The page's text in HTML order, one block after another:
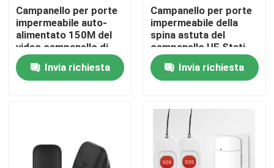
Richieda una citazione
Commutatore astuto di Homekit
Interruttore intelligente Zigbee
Campanello per porte
impermeabile auto-
alimentato 150M del
video campanello di
Tuya della spina degli
Stati Uniti UE Regno
Unito
Invia richiesta
Campanello per porte
impermeabile della
spina astuta del
campanello UE Stati
Uniti Regno Unito di
IP44 TuyaInvia richiesta